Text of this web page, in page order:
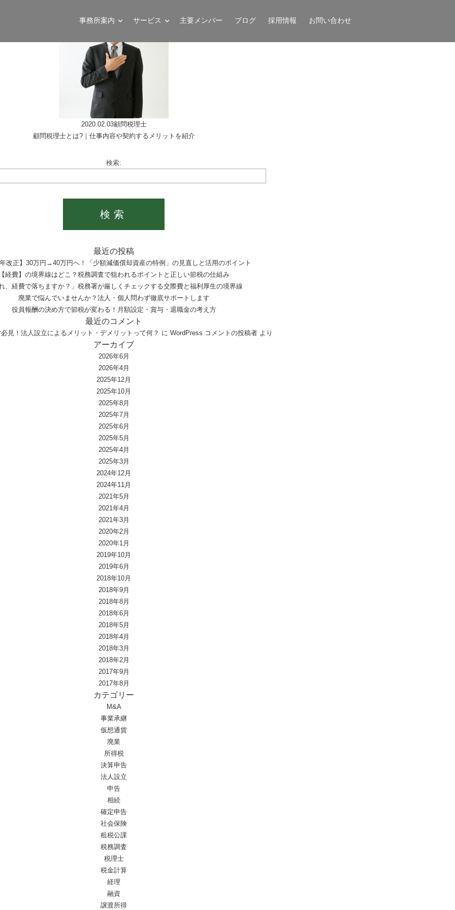
事務所案内 サービス 主要メンバー ブログ 採用情報 お問い合わせ
2020.02.03顧問税理士
顧問税理士とは?｜仕事内容や契約するメリットを紹介
検索:
最近の投稿
年改正】30万円→40万円へ！「少額減価償却資産の特例」の見直しと活用のポイント
【経費】の境界線はどこ？税務調査で狙われるポイントと正しい節税の仕組み
れ、経費で落ちますか？」税務署が厳しくチェックする交際費と福利厚生の境界線
廃業で悩んでいませんか？法人・個人問わず徹底サポートします
役員報酬の決め方で節税が変わる！月額設定・賞与・退職金の考え方
最近のコメント
見！法人設立によるメリット・デメリットって何？ に WordPress コメントの投稿者 より
アーカイブ
2026年6月
2026年4月
2025年12月
2025年10月
2025年8月
2025年7月
2025年6月
2025年5月
2025年4月
2025年3月
2024年12月
2024年11月
2021年5月
2021年4月
2021年3月
2020年2月
2020年1月
2019年10月
2019年6月
2018年10月
2018年9月
2018年8月
2018年6月
2018年5月
2018年4月
2018年3月
2018年2月
2017年9月
2017年8月
カテゴリー
M&A
事業承継
仮想通貨
廃業
所得税
決算申告
法人設立
申告
相続
確定申告
社会保険
租税公課
税務調査
税理士
税金計算
経理
融資
譲渡所得